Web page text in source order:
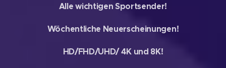
Alle wichtigen Sportsender!
Wöchentliche Neuerscheinungen!
HD/FHD/UHD/ 4K und 8K!